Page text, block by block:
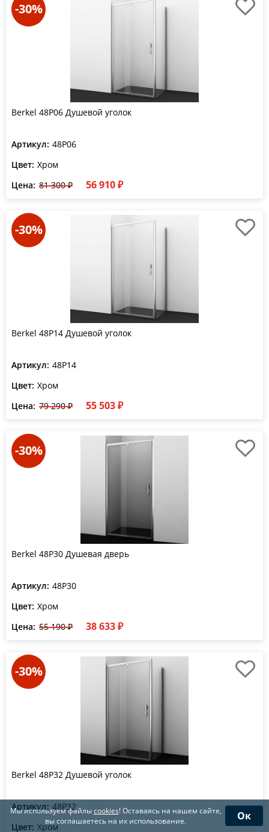
-30%
Berkel 48P06 Душевой уголок
Артикул: 48P06
Цвет: Хром
Цена: 81 300 ₽ 56 910 ₽
-30%
Berkel 48P14 Душевой уголок
Артикул: 48P14
Цвет: Хром
Цена: 79 290 ₽ 55 503 ₽
-30%
Berkel 48P30 Душевая дверь
Артикул: 48P30
Цвет: Хром
Цена: 55 190 ₽ 38 633 ₽
-30%
Berkel 48P32 Душевой уголок
Артикул: 48P32
Цвет: Хром
Мы используем файлыcookies! Оставаясь на нашем сайте,
вы соглашаетесь на их использование.
Ок